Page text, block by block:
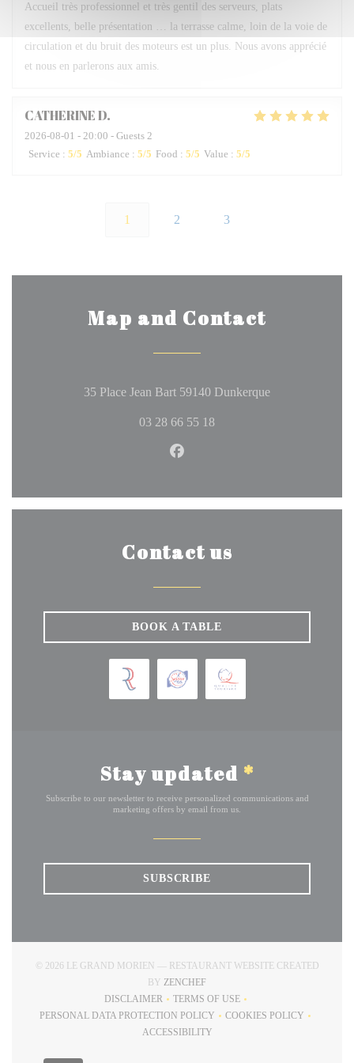
Accueil très professionnel et très gentil des serveurs, plats
excellents, belle présentation … la terrasse calme, loin de la voie de
circulation et du bruit des moteurs est un plus. Nous avons apprécié
et nous en parlerons aux amis.
CATHERINED
2026-08-01 - 20:00 - Guests 2
Service : 5/5 Ambiance : 5/5 Food : 5/5 Value : 5/5
1 2 3
Map and Contact
35 Place Jean Bart 59140 Dunkerque((opens in a
03 28 66 55 18
Facebook ((opens in a new
Contact us
BOOK A TABLE
Stay updated *
Subscribe to our newsletter to receive personalized communications and
marketing offers by email from us.
SUBSCRIBE
© 2026 LE GRAND MORIEN — RESTAURANT WEBSITE CREATED
BY ZENCHEF
DISCLAIMER
TERMS OF USE
PERSONAL DATA PROTECTION POLICY
COOKIES POLICY
ACCESSIBILITY